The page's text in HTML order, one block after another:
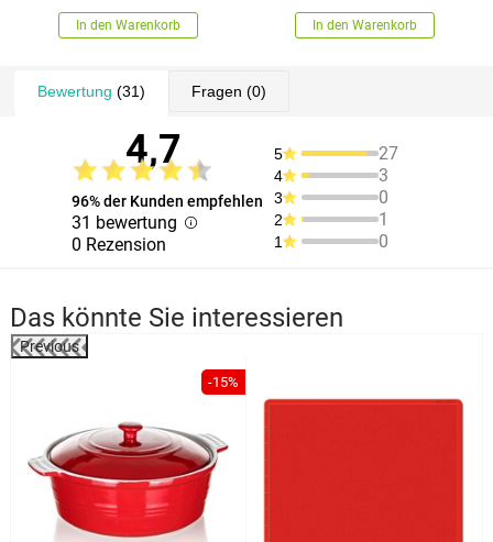
In den Warenkorb In den Warenkorb
Bewertung (31) Fragen (0)
4,7
96% der Kunden empfehlen
31 bewertung
0 Rezension
5 27
4 3
3 0
2 1
1 0
Das könnte Sie interessieren
Previous
-15%